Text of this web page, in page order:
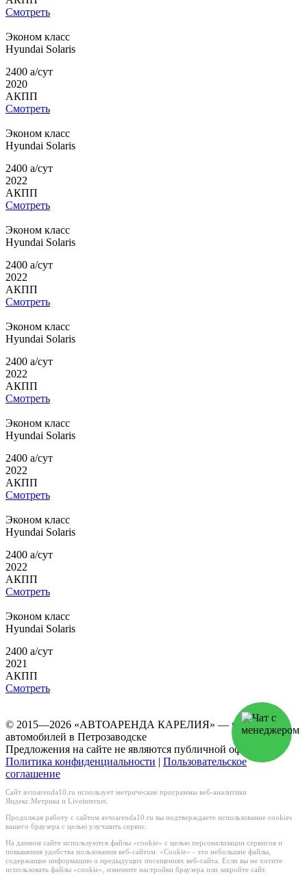
Смотреть
Эконом класс
Hyundai Solaris
2400 a/сут
2020
АКПП
Смотреть
Эконом класс
Hyundai Solaris
2400 a/сут
2022
АКПП
Смотреть
Эконом класс
Hyundai Solaris
2400 a/сут
2022
АКПП
Смотреть
Эконом класс
Hyundai Solaris
2400 a/сут
2022
АКПП
Смотреть
Эконом класс
Hyundai Solaris
2400 a/сут
2022
АКПП
Смотреть
Эконом класс
Hyundai Solaris
2400 a/сут
2022
АКПП
Смотреть
Эконом класс
Hyundai Solaris
2400 a/сут
2021
АКПП
Смотреть
© 2015—2026 «АВТОАРЕНДА КАРЕЛИЯ» — прокат
автомобилей в Петрозаводске
Предложения на сайте не являются публичной офертой
Политика конфиденциальности | Пользовательское
соглашение
Сайт avtoarenda10.ru использует метрические программы веб-аналитики
Яндекс.Метрика и Liveinternet.
Продолжая работу с сайтом avtoarenda10.ru вы подтверждаете использование cookies
вашего браузера с целью улучшить сервис.
На данном сайте используются файлы «cookie» с целью персонализации сервисов и
повышения удобства пользования веб-сайтом. «Cookie» - это небольшие файлы,
содержащие информацию о предыдущих посещениях веб-сайта. Если вы не хотите
использовать файлы «cookie», измените настройки браузера или закройте сайт.